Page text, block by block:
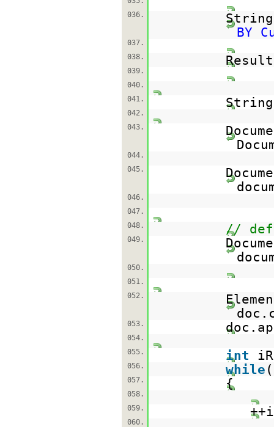
036.
BY
037.
038.
039.
040.
041.
042.
043.
044.
045.
046.
047.
048.
//
049.
050.
051.
052.
053.
054.
055.
int
056. while
057. {
058.
059.
060.